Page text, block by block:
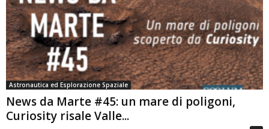
Astronautica ed Esplorazione Spaziale
News da Marte #45: un mare di poligoni,
Curiosity risale Valle...